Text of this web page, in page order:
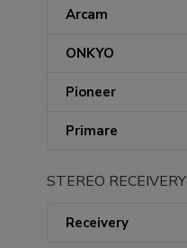
Arcam
ONKYO
Pioneer
Primare
STEREO RECEIVERY
Receivery